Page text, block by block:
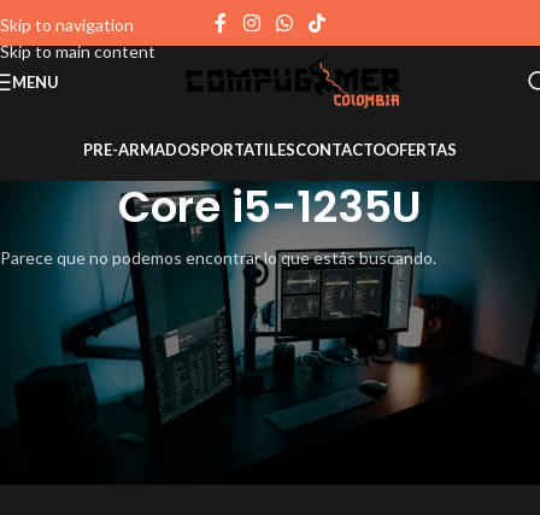
Skip to navigation
Skip to main content
MENU
PRE-ARMADOSPORTATILESCONTACTOOFERTAS
Core i5-1235U
Parece que no podemos encontrar lo que estás buscando.